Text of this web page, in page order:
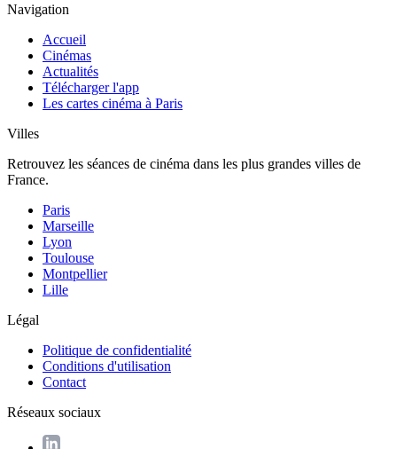
Navigation
Accueil
Cinémas
Actualités
Télécharger l'app
Les cartes cinéma à Paris
Villes
Retrouvez les séances de cinéma dans les plus grandes villes de
France.
Paris
Marseille
Lyon
Toulouse
Montpellier
Lille
Légal
Politique de confidentialité
Conditions d'utilisation
Contact
Réseaux sociaux